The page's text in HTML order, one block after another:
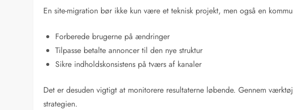
En site-migration bør ikke kun være et teknisk projekt, men også en
Forberede brugerne på ændringer
Tilpasse betalte annoncer til den nye struktur
Sikre indholdskonsistens på tværs af kanaler
Det er desuden vigtigt at monitorere resultaterne løbende. Gennem
strategien.